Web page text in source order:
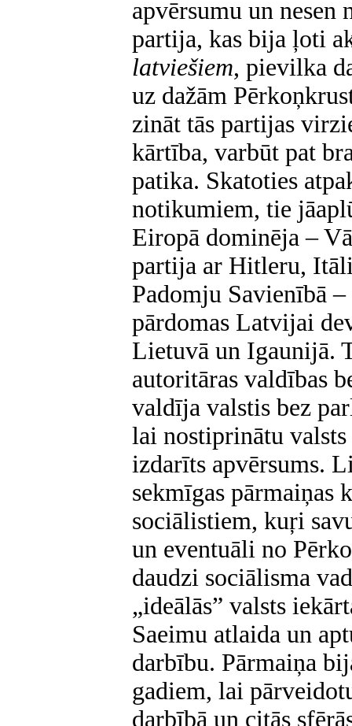
apvērsumu un nesen
partija, kas bija ļoti
latviešiem, pievilka
uz dažām
zināt tās partijas
kārtība, varbūt pat
patika. Skatoties
notikumiem, tie
Eiropā dominēja –
partija ar Hitleru,
Padomju Savienībā
pārdomas Latvijai
Lietuvā un Igaunijā.
autoritāras valdības
valdīja valstis bez
lai nostiprinātu
izdarīts apvērsums.
sekmīgas pārmaiņas
sociālistiem, kuŗi
un eventuāli no
daudzi sociālisma
„ideālās” valsts
Saeimu atlaida un
darbību. Pārmaiņa
gadiem, lai
darbībā un citās